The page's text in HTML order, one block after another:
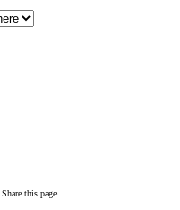
Share this page